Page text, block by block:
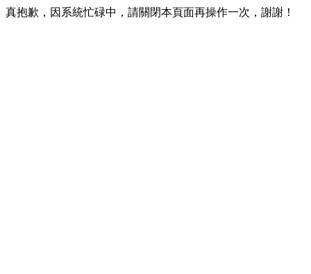
真抱歉，因系統忙碌中，請關閉本頁面再操作一次，謝謝！